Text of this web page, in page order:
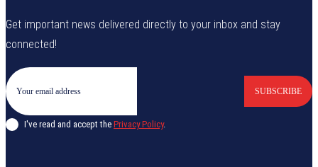
Get important news delivered directly to your inbox and stay
connected!
SUBSCRIBE
I've read and accept the Privacy Policy.